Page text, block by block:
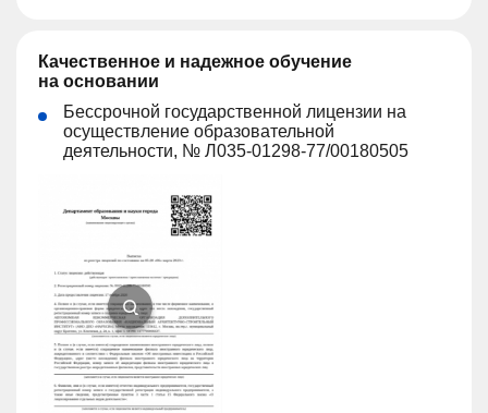
Качественное и надежное обучение
на основании
Бессрочной государственной лицензии на
осуществление образовательной
деятельности, № Л035-01298-77/00180505